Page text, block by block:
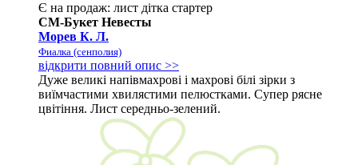
Є на продаж: лист дітка стартер
СМ-Букет Невесты
Морев К. Л.
Фиалка (сенполия)
відкрити повний опис >>
Дуже великі напівмахрові і махрові білі зірки з
виїмчастими хвилястими пелюстками. Супер рясне
цвітіння. Лист середньо-зелений.